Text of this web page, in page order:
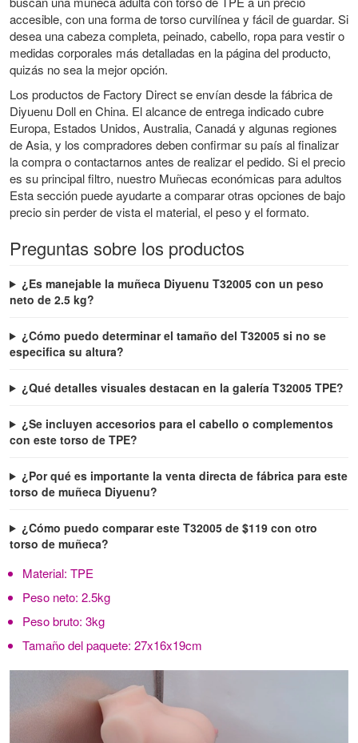
accesible, con una forma de torso curvilínea y fácil de guardar. Si
desea una cabeza completa, peinado, cabello, ropa para vestir o
medidas corporales más detalladas en la página del producto,
quizás no sea la mejor opción.
Los productos de Factory Direct se envían desde la fábrica de
Diyuenu Doll en China. El alcance de entrega indicado cubre
Europa, Estados Unidos, Australia, Canadá y algunas regiones
de Asia, y los compradores deben confirmar su país al finalizar
la compra o contactarnos antes de realizar el pedido. Si el precio
es su principal filtro, nuestro Muñecas económicas para adultos
Esta sección puede ayudarte a comparar otras opciones de bajo
precio sin perder de vista el material, el peso y el formato.
Preguntas sobre los productos
¿Es manejable la muñeca Diyuenu T32005 con un peso
neto de 2.5 kg?
¿Cómo puedo determinar el tamaño del T32005 si no se
especifica su altura?
¿Qué detalles visuales destacan en la galería T32005 TPE?
¿Se incluyen accesorios para el cabello o complementos
con este torso de TPE?
¿Por qué es importante la venta directa de fábrica para este
torso de muñeca Diyuenu?
¿Cómo puedo comparar este T32005 de $119 con otro
torso de muñeca?
Material: TPE
Peso neto: 2.5kg
Peso bruto: 3kg
Tamaño del paquete: 27x16x19cm